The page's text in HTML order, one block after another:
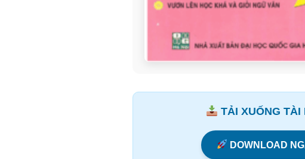
TẢI XUỐNG TÀI
DOWNLOAD